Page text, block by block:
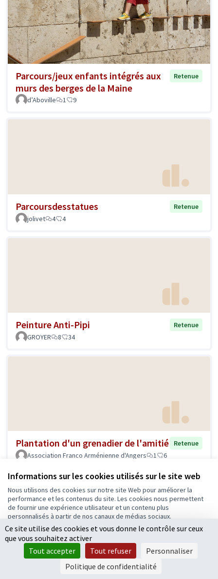
Informations sur les cookies utilisés sur le site web
Nous utilisons des cookies sur notre site Web pour améliorer la
performance et les contenus du site. Les cookies nous permettent
de fournir une expérience utilisateur et un contenu plus
personnalisés à partir de nos canaux de médias sociaux.
Tout accepter
Accepter seulement les cookies essentiels
Paramètres
Parcours/jeux enfants intégrés aux
murs des berges de la Maine
Retenue
d’Aboville 1 9
Parcoursdesstatues
Retenue
jolivet
4 4
Peinture Anti-Pipi
Retenue
GROYER
8 34
Plantation d'un grenadier de l'amitié
Retenue
Association Franco Arménienne d'Angers
1 6
Ce site utilise des cookies et vous donne le contrôle sur ceux
que vous souhaitez activer
Tout accepter
Tout refuser
Personnaliser
Politique de confidentialité